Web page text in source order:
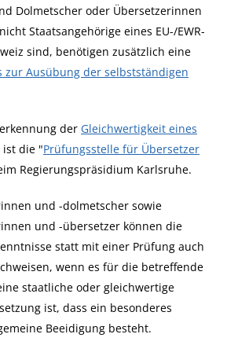
Dolmetscher oder Übersetzerinnen
Staatsangehörige eines EU-/EWR-
sind, benötigen zusätzlich eine
Ausübung der selbstständigen
der Gleichwertigkeit eines
ist die "Prüfungsstelle für Übersetzer
Regierungspräsidium Karlsruhe.
und -dolmetscher sowie
und -übersetzer können die
statt mit einer Prüfung auch
wenn es für die betreffende
staatliche oder gleichwertige
ist, dass ein besonderes
Beeidigung besteht.